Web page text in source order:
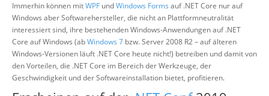
Immerhin können mitWPF undWindows Forms auf .NET Core nur auf
Windows aber Softwarehersteller, die nicht an Plattformneutralität
interessiert sind, ihre bestehenden Windows-Anwendungen auf .NET
Core auf Windows (abWindows 7 bzw. Server 2008 R2 – auf älteren
Windows-Versionen läuft .NET Core heute nicht!) betreiben und damit von
den Vorteilen, die .NET Core im Bereich der Werkzeuge, der
Geschwindigkeit und der Softwareinstallation bietet, profitieren.